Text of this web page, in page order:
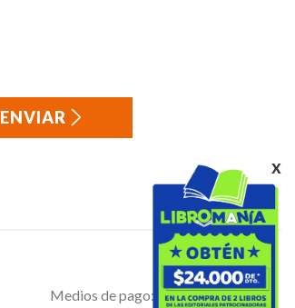
x
ENVIAR
Medios de pago: